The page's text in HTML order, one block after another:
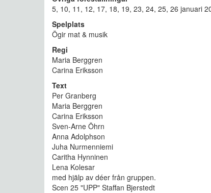
5, 10, 11, 12, 17, 18, 19, 23, 24, 25, 26 januari
Spelplats
Ögir mat & musik
Regi
Maria Berggren
Carina Eriksson
Text
Per Granberg
Maria Berggren
Carina Eriksson
Sven-Arne Öhrn
Anna Adolphson
Juha Nurmenniemi
Caritha Hynninen
Lena Kolesar
med hjälp av déer från gruppen.
Scen 25 "UPP" Staffan Bjerstedt